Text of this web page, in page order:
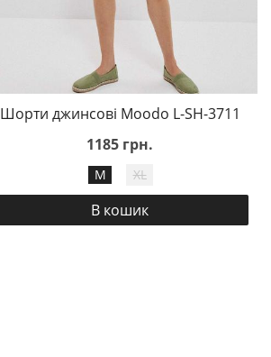
Шорти джинсові Moodo L-SH-3711
1185 грн.
M XL
В кошик